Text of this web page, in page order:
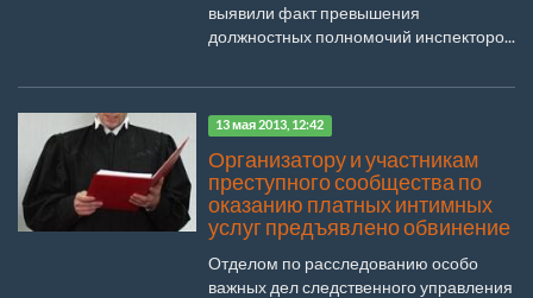
выявили факт превышения
должностных полномочий инспекторо...
13 мая 2013, 12:42
Организатору и участникам
преступного сообщества по
оказанию платных интимных
услуг предъявлено обвинение
Отделом по расследованию особо
важных дел следственного управления